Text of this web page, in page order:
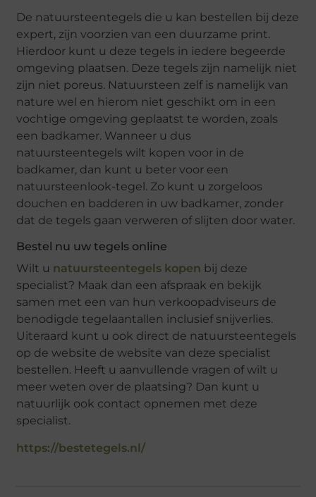
De natuursteentegels die u kan bestellen bij deze
expert, zijn voorzien van een duurzame print.
Hierdoor kunt u deze tegels in iedere begeerde
omgeving plaatsen. Deze tegels zijn namelijk niet
zijn niet poreus. Natuursteen zelf is namelijk van
nature wel en hierom niet geschikt om in een
vochtige omgeving geplaatst te worden, zoals
een badkamer. Wanneer u dus
natuursteentegels wilt kopen voor in de
badkamer, dan kunt u beter voor een
natuursteenlook-tegel. Zo kunt u zorgeloos
douchen en badderen in uw badkamer, zonder
dat de tegels gaan verweren of slijten door water.
Bestel nu uw tegels online
Wilt u natuursteentegels kopen bij deze
specialist? Maak dan een afspraak en bekijk
samen met een van hun verkoopadviseurs de
benodigde tegelaantallen inclusief snijverlies.
Uiteraard kunt u ook direct de natuursteentegels
op de website de website van deze specialist
bestellen. Heeft u aanvullende vragen of wilt u
meer weten over de plaatsing? Dan kunt u
natuurlijk ook contact opnemen met deze
specialist.
https://bestetegels.nl/